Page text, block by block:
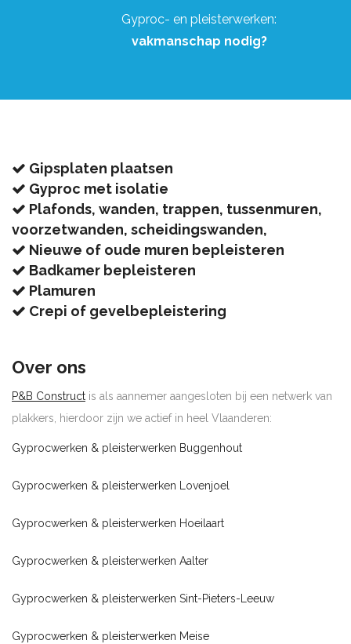
Gyproc- en pleisterwerken:
vakmanschap nodig?
Gipsplaten plaatsen
Gyproc met isolatie
Plafonds, wanden, trappen, tussenmuren,
voorzetwanden, scheidingswanden,
Nieuwe of oude muren bepleisteren
Badkamer bepleisteren
Plamuren
Crepi of gevelbepleistering
Over ons
P&B Construct is als aannemer aangesloten bij een netwerk van
plakkers, hierdoor zijn we actief in heel Vlaanderen:
Gyprocwerken & pleisterwerken Buggenhout
Gyprocwerken & pleisterwerken Lovenjoel
Gyprocwerken & pleisterwerken Hoeilaart
Gyprocwerken & pleisterwerken Aalter
Gyprocwerken & pleisterwerken Sint-Pieters-Leeuw
Gyprocwerken & pleisterwerken Meise